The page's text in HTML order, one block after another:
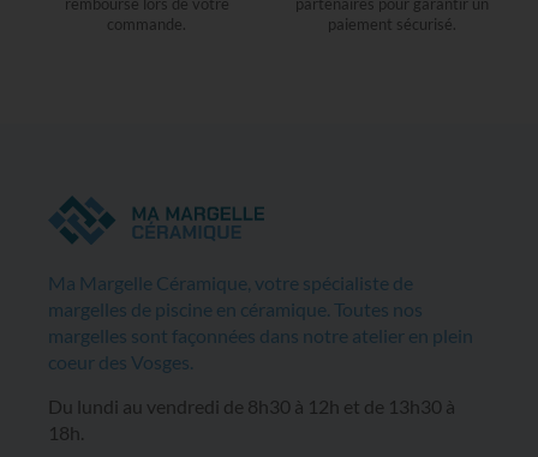
commande.
paiement sécurisé.
Ma Margelle Céramique, votre spécialiste de
margelles de piscine en céramique. Toutes nos
margelles sont façonnées dans notre atelier en plein
coeur des Vosges.
Du lundi au vendredi de 8h30 à 12h et de 13h30 à
18h.